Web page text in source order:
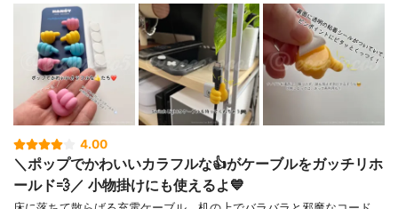
4.00
＼ポップでかわいいカラフルな👍がケーブルをガッチリホ
ールド💨／ 小物掛けにも使えるよ💙